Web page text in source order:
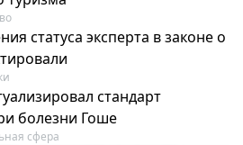
статуса эксперта в законе о
стандарт
болезни Гоше
сфера